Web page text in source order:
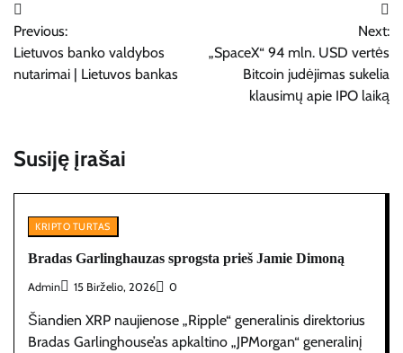
Navigacija
tarp
įrašų
Previous:
Lietuvos banko valdybos
nutarimai | Lietuvos bankas
Next:
„SpaceX“ 94 mln. USD vertės
Bitcoin judėjimas sukelia
klausimų apie IPO laiką
Susiję įrašai
KRIPTO TURTAS
Bradas Garlinghauzas sprogsta prieš Jamie Dimoną
Admin 15 Birželio, 2026 0
Šiandien XRP naujienose „Ripple“ generalinis direktorius
Bradas Garlinghouse’as apkaltino „JPMorgan“ generalinį